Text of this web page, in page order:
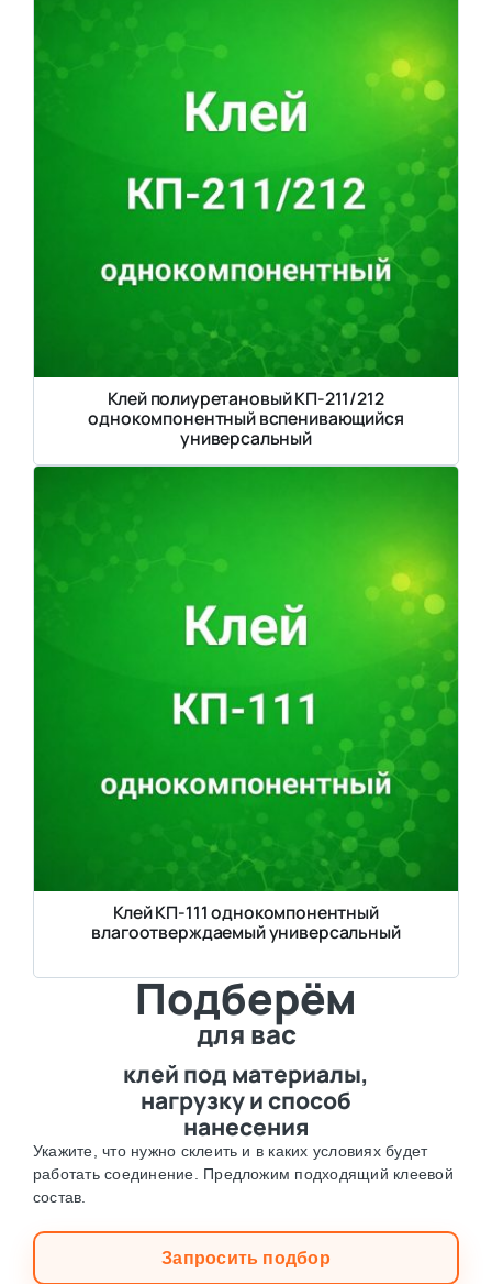
Клей полиуретановый КП-211/212
однокомпонентный вспенивающийся
универсальный
Клей КП-111 однокомпонентный
влагоотверждаемый универсальный
Подберём
для вас
клей под материалы,
нагрузку и способ
нанесения
Укажите, что нужно склеить и в каких условиях будет
работать соединение. Предложим подходящий клеевой
состав.
Запросить подбор